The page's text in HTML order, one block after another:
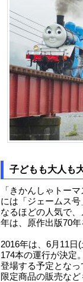
子どもも大人も
「きかんしゃトー
には「ジェームス
なるほどの人気で
年は、原作出版70
2016年は、6月11日
174本の運行が決定
登場する予定とな
限定商品の販売な